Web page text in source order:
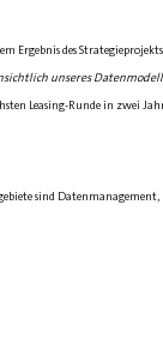
Ergebnis des
unseres
Leasing-Runde in zwei
sind